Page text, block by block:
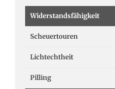
Widerstandsfähigkeit
Scheuertouren
Lichtechtheit
Pilling